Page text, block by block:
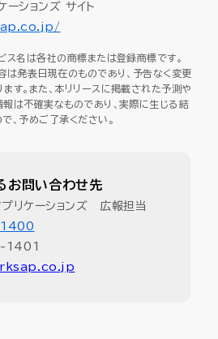
ーションズ サイト
ス名は各社の商標または登録商標です。
は発表日現在のものであり、予告なく変更
す。また、本リリースに掲載された予測や
は不確実なものであり、実際に生じる結
、予めご了承ください。
お問い合わせ先
プリケーションズ 広報担当
1401